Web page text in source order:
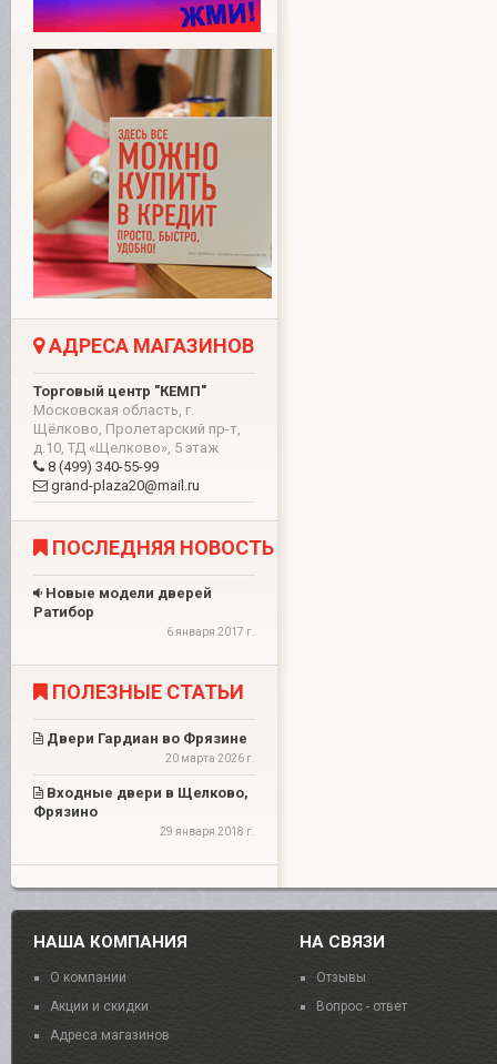
АДРЕСА МАГАЗИНОВ
Торговый центр "КЕМП"
Московская область, г.
Щёлково, Пролетарский пр-т,
д.10, ТД «Щелково», 5 этаж
8 (499) 340-55-99
grand-plaza20@mail.ru
ПОСЛЕДНЯЯ НОВОСТЬ
Новые модели дверей
Ратибор
6 января 2017 г.
ПОЛЕЗНЫЕ СТАТЬИ
Двери Гардиан во Фрязине
20 марта 2026 г.
Входные двери в Щелково,
Фрязино
29 января 2018 г.
НАША КОМПАНИЯ
О компании
Акции и скидки
Адреса магазинов
НА СВЯЗИ
Отзывы
Вопрос - ответ